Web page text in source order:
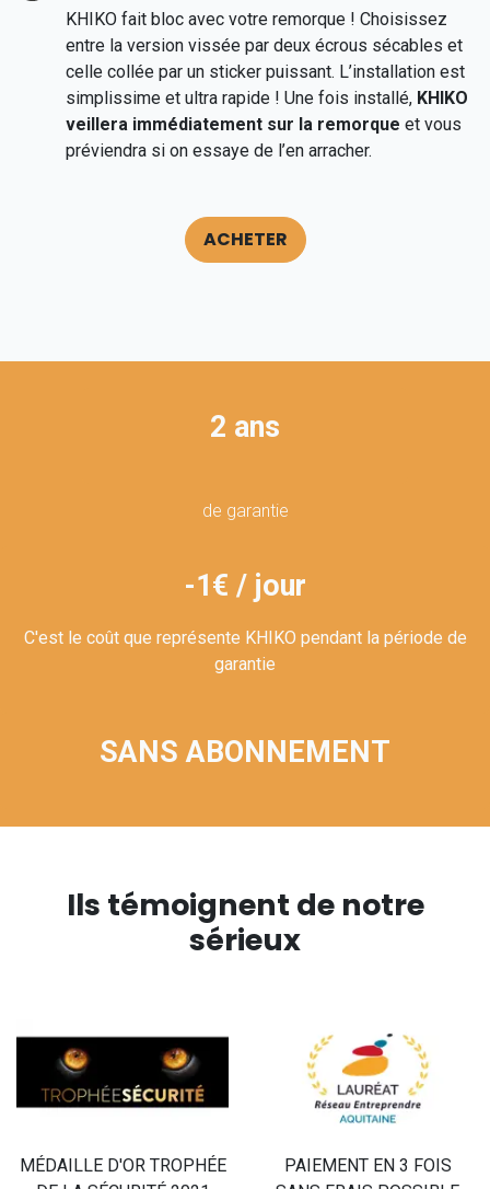
KHIKO fait bloc avec votre remorque ! Choisissez
entre la version vissée par deux écrous sécables et
celle collée par un sticker puissant. L’installation est
simplissime et ultra rapide ! Une fois installé, KHIKO
veillera immédiatement sur la remorque et vous
préviendra si on essaye de l’en arracher.
ACHETER
2 ans
de garantie
-1€ / jour
C'est le coût que représente KHIKO pendant la période de
garantie
SANS ABONNEMENT
Ils témoignent de notre
sérieux
MÉDAILLE D'OR TROPHÉE
PAIEMENT EN 3 FOIS